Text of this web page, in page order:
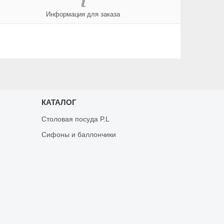
Информация для заказа
КАТАЛОГ
Столовая посуда P.L
Сифоны и баллончики